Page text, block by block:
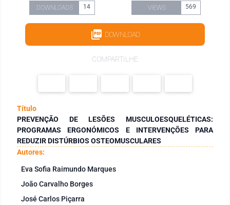
DOWNLOADS 14 VIEWS 569
DOWNLOAD
COMPARTILHE
Título
PREVENÇÃO DE LESÕES MUSCULOESQUELÉTICAS:
PROGRAMAS ERGONÓMICOS E INTERVENÇÕES PARA
REDUZIR DISTÚRBIOS OSTEOMUSCULARES
Autores:
Eva Sofia Raimundo Marques
João Carvalho Borges
José Carlos Piçarra